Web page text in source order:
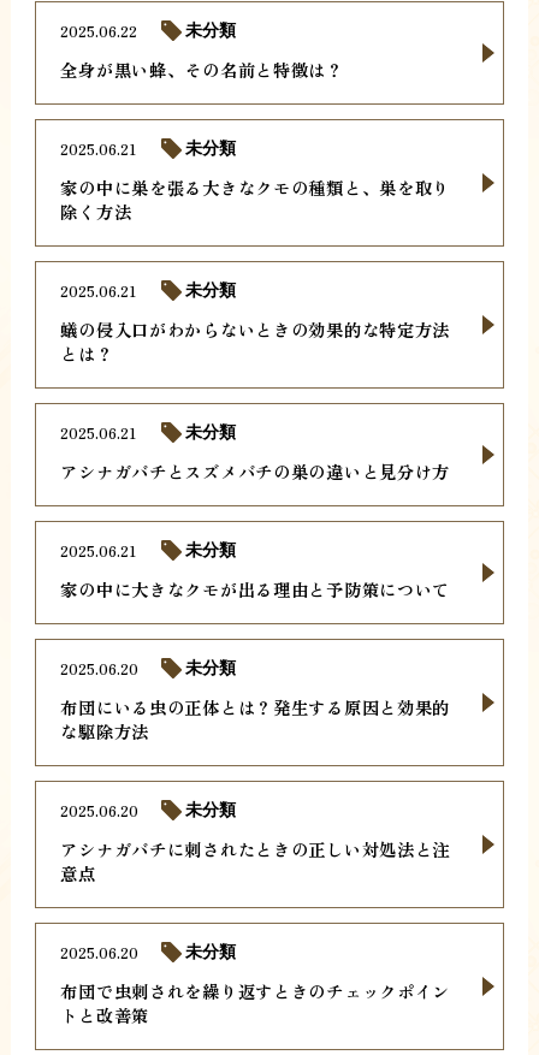
全身が黒い蜂、その名前と特徴は？
2025.06.22 未分類
家の中に巣を張る大きなクモの種類と、巣を取り
除く方法
2025.06.21 未分類
蟻の侵入口がわからないときの効果的な特定方法
とは？
2025.06.21 未分類
アシナガバチとスズメバチの巣の違いと見分け方
2025.06.21 未分類
家の中に大きなクモが出る理由と予防策について
2025.06.21 未分類
布団にいる虫の正体とは？発生する原因と効果的
な駆除方法
2025.06.20 未分類
アシナガバチに刺されたときの正しい対処法と注
意点
2025.06.20 未分類
布団で虫刺されを繰り返すときのチェックポイン
トと改善策
2025.06.20 未分類